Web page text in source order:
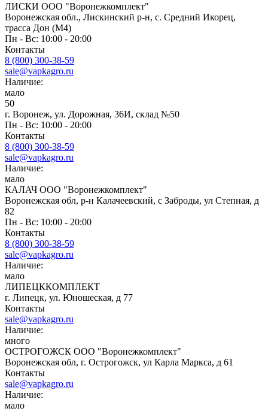
ЛИСКИ ООО "Воронежкомплект"
Воронежская обл., Лискинский р-н, с. Средний Икорец,
трасса Дон (М4)
Пн - Вс: 10:00 - 20:00
Контакты
8 (800) 300-38-59
sale@vapkagro.ru
Наличие:
мало
50
г. Воронеж, ул. Дорожная, 36И, склад №50
Пн - Вс: 10:00 - 20:00
Контакты
8 (800) 300-38-59
sale@vapkagro.ru
Наличие:
мало
КАЛАЧ ООО "Воронежкомплект"
Воронежская обл, р-н Калачеевский, с Заброды, ул Степная, д
82
Пн - Вс: 10:00 - 20:00
Контакты
8 (800) 300-38-59
sale@vapkagro.ru
Наличие:
мало
ЛИПЕЦККОМПЛЕКТ
г. Липецк, ул. Юношеская, д 77
Контакты
sale@vapkagro.ru
Наличие:
много
ОСТРОГОЖСК ООО "Воронежкомплект"
Воронежская обл, г. Острогожск, ул Карла Маркса, д 61
Контакты
sale@vapkagro.ru
Наличие:
мало